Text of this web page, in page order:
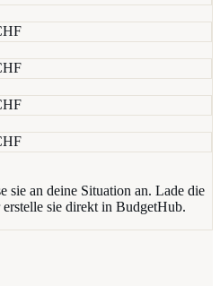
sie an deine Situation an. Lade die
sie direkt in BudgetHub.